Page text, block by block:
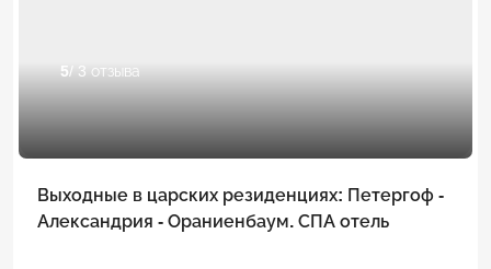
5/ 3 отзыва
Выходные в царских резиденциях: Петергоф -
Александрия - Ораниенбаум. СПА отель